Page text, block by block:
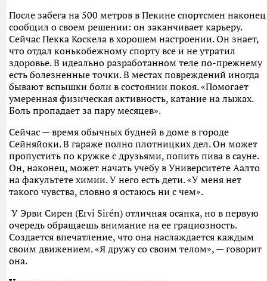
После забега на 500 метров в Пекине спортсмен наконец
сообщил о своем решении: он заканчивает карьеру.
Сейчас Пекка Коскела в хорошем настроении. Он знает,
что отдал конькобежному спорту все и не утратил
здоровье. В идеально разработанном теле по-прежнему
есть болезненные точки. В местах повреждений иногда
бывают вспышки боли в состоянии покоя. «Помогает
умеренная физическая активность, катание на лыжах.
Боль пропадает за пару месяцев».
Сейчас — время обычных будней в доме в городе
Сейняйоки. В гараже полно плотницких дел. Он может
пропустить по кружке с друзьями, попить пива в сауне.
Он, наконец, может начать учебу в Университете Аалто
на факультете химии. У него есть дети. «У меня нет
такого чувства, словно я остаюсь ни с чем».
У Эрви Сирен (Ervi Sirén) отличная осанка, но в первую
очередь обращаешь внимание на ее грациозность.
Создается впечатление, что она наслаждается каждым
своим движением. «Я дружу со своим телом», — говорит
она.